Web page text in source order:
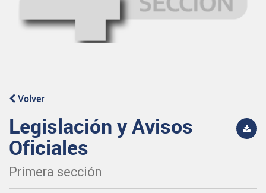
Volver
Legislación y Avisos
Oficiales
Primera sección